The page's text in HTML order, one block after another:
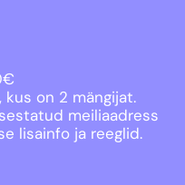
on 2 mängijat.
meiliaadress
lisainfo ja reeglid.